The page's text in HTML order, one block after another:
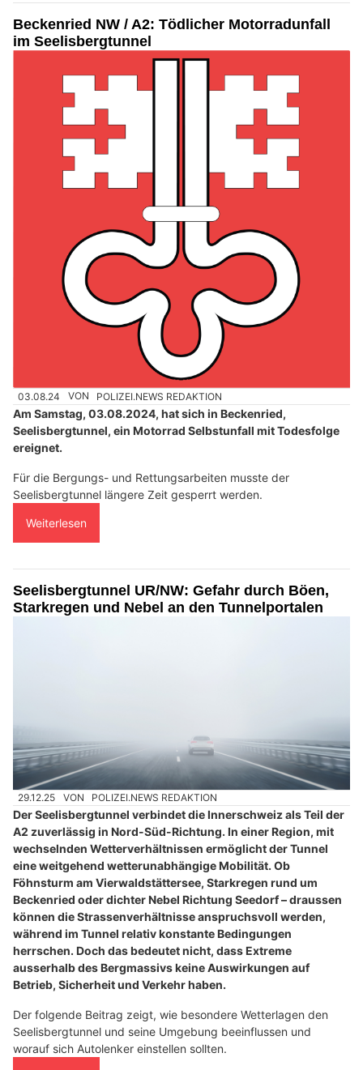
Beckenried NW / A2: Tödlicher Motorradunfall
im Seelisbergtunnel
03.08.24 VON POLIZEI.NEWS REDAKTION
Am Samstag, 03.08.2024, hat sich in Beckenried,
Seelisbergtunnel, ein Motorrad Selbstunfall mit Todesfolge
ereignet.
Für die Bergungs- und Rettungsarbeiten musste der
Seelisbergtunnel längere Zeit gesperrt werden.
Weiterlesen
Seelisbergtunnel UR/NW: Gefahr durch Böen,
Starkregen und Nebel an den Tunnelportalen
29.12.25 VON POLIZEI.NEWS REDAKTION
Der Seelisbergtunnel verbindet die Innerschweiz als Teil der
A2 zuverlässig in Nord-Süd-Richtung. In einer Region, mit
wechselnden Wetterverhältnissen ermöglicht der Tunnel
eine weitgehend wetterunabhängige Mobilität. Ob
Föhnsturm am Vierwaldstättersee, Starkregen rund um
Beckenried oder dichter Nebel Richtung Seedorf – draussen
können die Strassenverhältnisse anspruchsvoll werden,
während im Tunnel relativ konstante Bedingungen
herrschen. Doch das bedeutet nicht, dass Extreme
ausserhalb des Bergmassivs keine Auswirkungen auf
Betrieb, Sicherheit und Verkehr haben.
Der folgende Beitrag zeigt, wie besondere Wetterlagen den
Seelisbergtunnel und seine Umgebung beeinflussen und
worauf sich Autolenker einstellen sollten.